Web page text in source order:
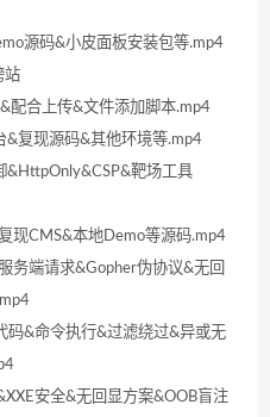
源码&小皮面板安装包等.mp4
站
配合上传&文件添加脚本.mp4
&复现源码&其他环境等.mp4
&HttpOnly&CSP&靶场工具
现CMS&本地Demo等源码.mp4
务端请求&Gopher伪协议&无回
码&命令执行&过滤绕过&异或无
安全&无回显方案&OOB盲注